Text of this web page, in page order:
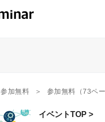
参加無料 参加無料（73ペー
イベントTOP >